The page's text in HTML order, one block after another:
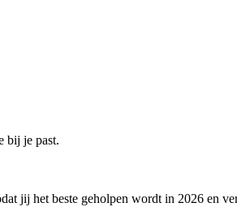
bij je past.
jij het beste geholpen wordt in 2026 en